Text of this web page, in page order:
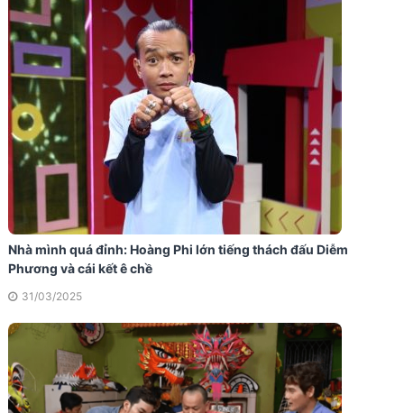
Nhà mình quá đỉnh: Hoàng Phi lớn tiếng thách đấu Diễm
Phương và cái kết ê chề
31/03/2025